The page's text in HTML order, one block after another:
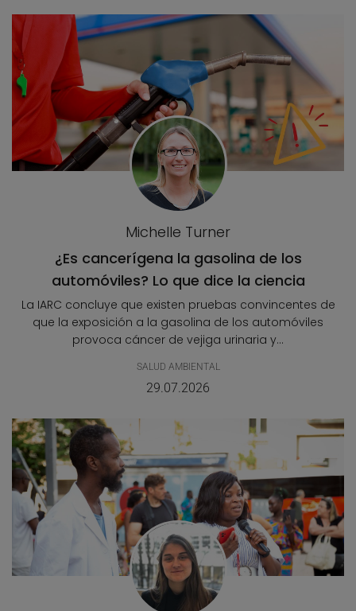
Michelle Turner
¿Es cancerígena la gasolina de los
automóviles? Lo que dice la ciencia
La IARC concluye que existen pruebas convincentes de
que la exposición a la gasolina de los automóviles
provoca cáncer de vejiga urinaria y...
SALUD AMBIENTAL
29.07.2026